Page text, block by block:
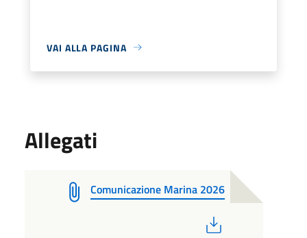
VAI ALLA PAGINA
Allegati
Comunicazione Marina 2026